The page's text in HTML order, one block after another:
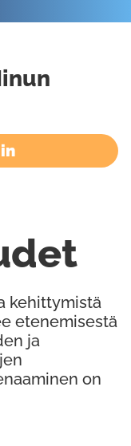
kehittymistä
etenemisestä
ja
on